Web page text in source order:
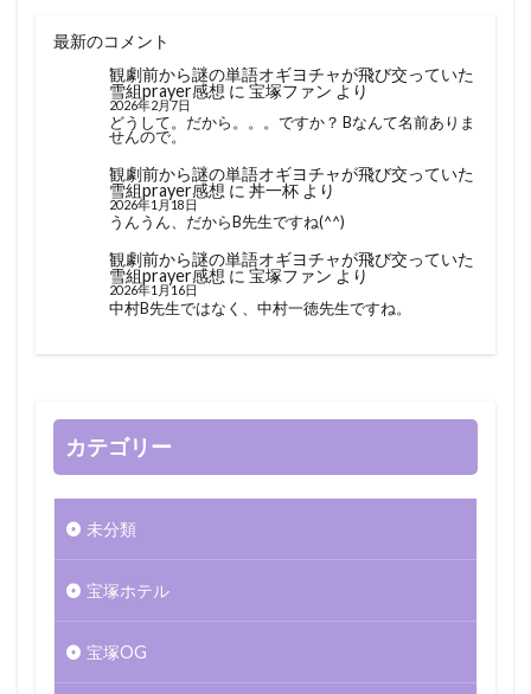
最新のコメント
観劇前から謎の単語オギヨチャが飛び交っていた
雪組prayer感想 に 宝塚ファン より
2026年2月7日
どうして。だから。。。ですか？ Bなんて名前ありま
せんので。
観劇前から謎の単語オギヨチャが飛び交っていた
雪組prayer感想 に 丼一杯より
2026年1月18日
うんうん、だからB先生ですね(^^)
観劇前から謎の単語オギヨチャが飛び交っていた
雪組prayer感想 に 宝塚ファン より
2026年1月16日
中村B先生ではなく、中村一徳先生ですね。
カテゴリー
未分類
宝塚ホテル
宝塚OG